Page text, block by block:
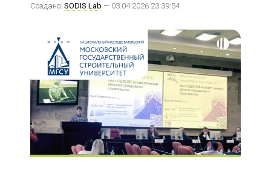
Создано: SODIS Lab — 03.04.2026 23:39:54